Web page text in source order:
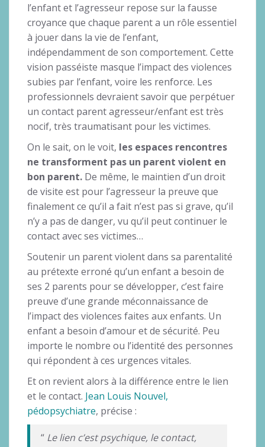
l’enfant et l’agresseur repose sur la fausse
croyance que chaque parent a un rôle essentiel
à jouer dans la vie de l’enfant,
indépendamment de son comportement. Cette
vision passéiste masque l’impact des violences
subies par l’enfant, voire les renforce. Les
professionnels devraient savoir que perpétuer
un contact parent agresseur/enfant est très
nocif, très traumatisant pour les victimes.
On le sait, on le voit, les espaces rencontres
ne transforment pas un parent violent en
bon parent. De même, le maintien d’un droit
de visite est pour l’agresseur la preuve que
finalement ce qu’il a fait n’est pas si grave, qu’il
n’y a pas de danger, vu qu’il peut continuer le
contact avec ses victimes…
Soutenir un parent violent dans sa parentalité
au prétexte erroné qu’un enfant a besoin de
ses 2 parents pour se développer, c’est faire
preuve d’une grande méconnaissance de
l’impact des violences faites aux enfants. Un
enfant a besoin d’amour et de sécurité. Peu
importe le nombre ou l’identité des personnes
qui répondent à ces urgences vitales.
Et on revient alors à la différence entre le lien
et le contact. Jean Louis Nouvel,
pédopsychiatre, précise :
“ Le lien c’est psychique, le contact,